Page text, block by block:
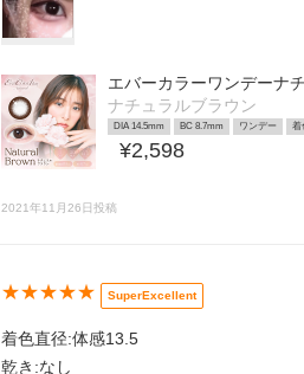
エバーカラーワンデーナ
ナチュラルブラウン
DIA 14.5mm BC 8.7mm ワンデー 着
¥2,598
2021年11月26日投稿
★★★★★ SuperExcellent
着色直径:体感13.5
乾き:なし